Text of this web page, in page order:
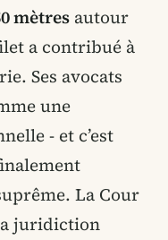
mètres autour
a contribué à
Ses avocats
une
- et c’est
La Cour
juridiction